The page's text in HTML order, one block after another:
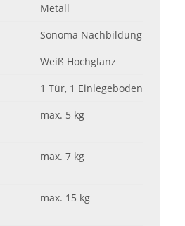
Metall
Sonoma Nachbildung
Weiß Hochglanz
1 Tür, 1 Einlegeboden, 1
max. 5 kg
max. 7 kg
max. 15 kg